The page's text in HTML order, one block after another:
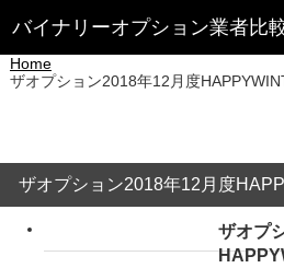
Home
ザオプション2018年12月度
ザオプション2018年12月度
ザオプ